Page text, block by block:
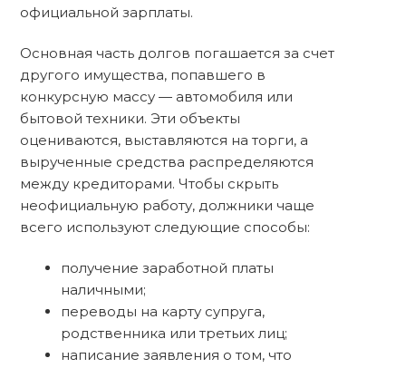
официальной зарплаты.
Основная часть долгов погашается за счет
другого имущества, попавшего в
конкурсную массу — автомобиля или
бытовой техники. Эти объекты
оцениваются, выставляются на торги, а
вырученные средства распределяются
между кредиторами. Чтобы скрыть
неофициальную работу, должники чаще
всего используют следующие способы:
получение заработной платы
наличными;
переводы на карту супруга,
родственника или третьих лиц;
написание заявления о том, что